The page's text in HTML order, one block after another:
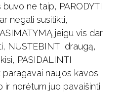
buvo ne taip, PARODYTI
negali susitikti,
jeigu vis dar
NUSTEBINTI draugą,
PASIDALINTI
paragavai naujos kavos
ir norėtum juo pavaišinti